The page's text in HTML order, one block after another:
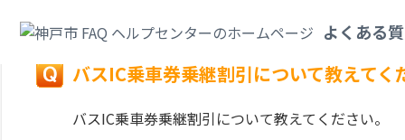
よくある
戻る
バスIC乗車券乗継割引について教えてく
バスIC乗車券乗継割引について教えてください。